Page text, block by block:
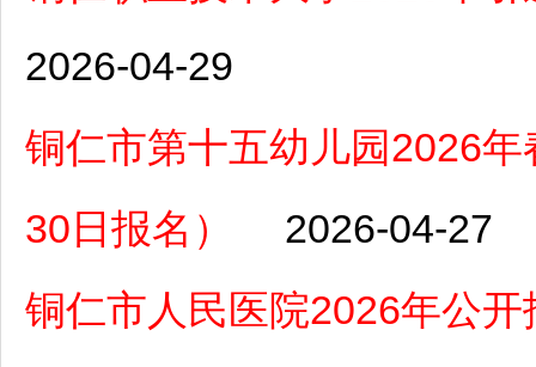
2026-04-29
铜仁市第十五幼儿园2026
30日报名）
2026-04-27
铜仁市人民医院2026年公